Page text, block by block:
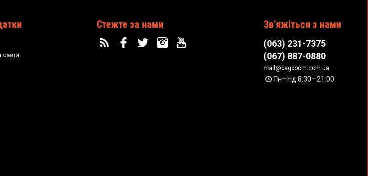
сайта
Стежте за нами Зв'яжіться з нами
(063) 231-7375
(067) 887-0880
mail@bagboom.com.ua
Пн—Нд 8:30—21:00